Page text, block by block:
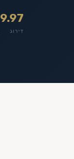
9.97
דירוג